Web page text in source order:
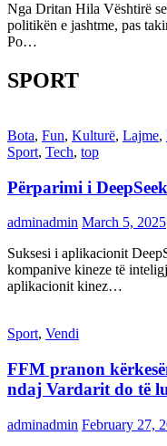
Nga Dritan Hila Vështirë
politikën e jashtme, pas
Po…
SPORT
Bota, Fun, Kulturë, Lajme,
Sport, Tech, top
Përparimi i
adminadmin March 5, 2025
Suksesi i aplikacionit
kompanive kineze të
aplikacionit kinez…
Sport, Vendi
FFM pranon
ndaj Vardarit do të
adminadmin February 27,